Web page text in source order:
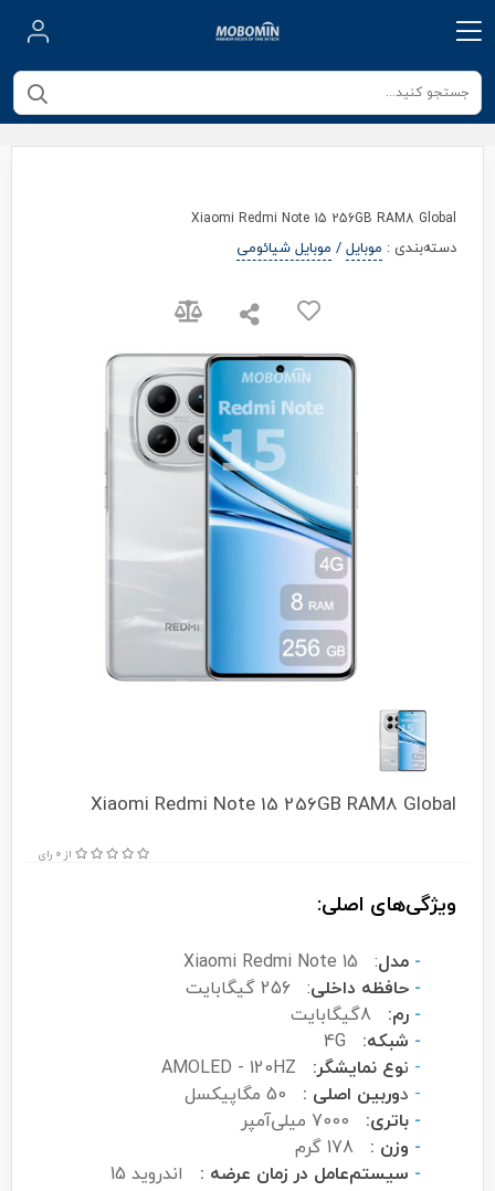
Xiaomi Redmi Note 15 256GB RAM8 Global
دسته‌بندی : موبایل/ موبایل شیائومی
Xiaomi Redmi Note 15 256GB RAM8 Global
از 0 رای
ویژگی‌های اصلی:
- مدل:
Xiaomi Redmi Note 15
- حافظه داخلی: 256 گیگابایت
- رم: 8گیگابایت
- شبکه:
4G
- نوع نمایشگر:
AMOLED - 120HZ
- دوربین اصلی :
50 مگاپیکسل
- باتری:
7000 میلی‌آمپر
- وزن : 178 گرم
- سیستم‌عامل در زمان عرضه : اندروید 15